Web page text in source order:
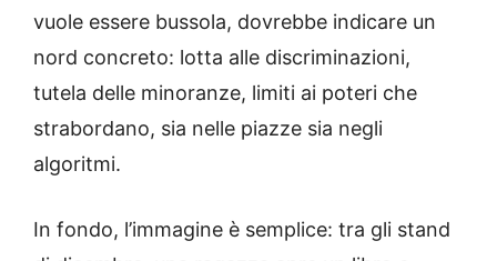
vuole essere bussola, dovrebbe indicare un
nord concreto: lotta alle discriminazioni,
tutela delle minoranze, limiti ai poteri che
strabordano, sia nelle piazze sia negli
algoritmi.
In fondo, l’immagine è semplice: tra gli stand